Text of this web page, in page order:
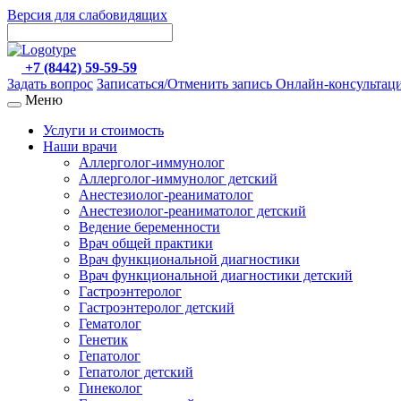
Версия для слабовидящих
+7 (8442) 59-59-59
Задать вопрос Записаться/Отменить запись Онлайн-
Меню
Услуги и стоимость
Наши врачи
Аллерголог-иммунолог
Аллерголог-иммунолог детский
Анестезиолог-реаниматолог
Анестезиолог-реаниматолог детский
Ведение беременности
Врач общей практики
Врач функциональной диагностики
Врач функциональной диагностики детский
Гастроэнтеролог
Гастроэнтеролог детский
Гематолог
Генетик
Гепатолог
Гепатолог детский
Гинеколог